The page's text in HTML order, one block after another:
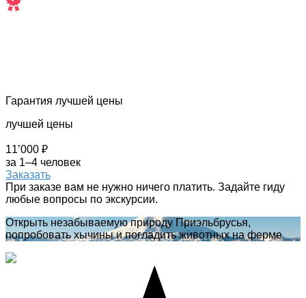
Гарантия лучшей цены
лучшей цены
11’000 ₽
за 1–4 человек
Заказать
При заказе вам не нужно ничего платить. Задайте гиду
любые вопросы по экскурсии.
Открыть незабываемую природу Приэльбрусья,
попробовать хычины и погладить животных на ферме